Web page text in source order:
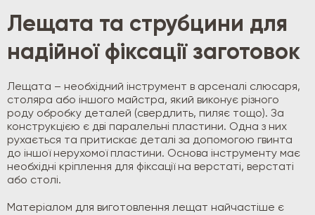
Лещата та струбцини для
надійної фіксації заготовок
Лещата – необхідний інструмент в арсеналі слюсаря,
столяра або іншого майстра, який виконує різного
роду обробку деталей (свердлить, пиляє тощо). За
конструкцією є дві паралельні пластини. Одна з них
рухається та притискає деталі за допомогою гвинта
до іншої нерухомої пластини. Основа інструменту має
необхідні кріплення для фіксації на верстаті, верстаті
або столі.
Матеріалом для виготовлення лещат найчастіше є